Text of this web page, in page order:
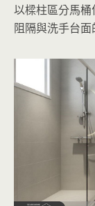
以樑柱區分馬
阻隔與洗手台面